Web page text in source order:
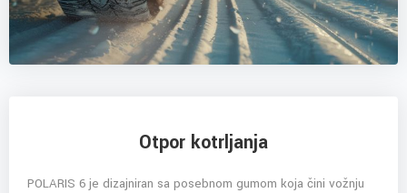
Otpor kotrljanja
POLARIS 6 je dizajniran sa posebnom gumom koja čini vožnju